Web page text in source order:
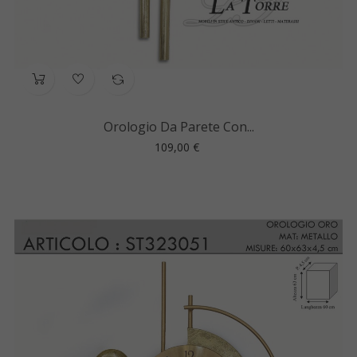
Orologio Da Parete Con...
Prezzo
109,00 €